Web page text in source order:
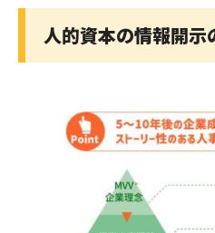
人的資本の情報開示